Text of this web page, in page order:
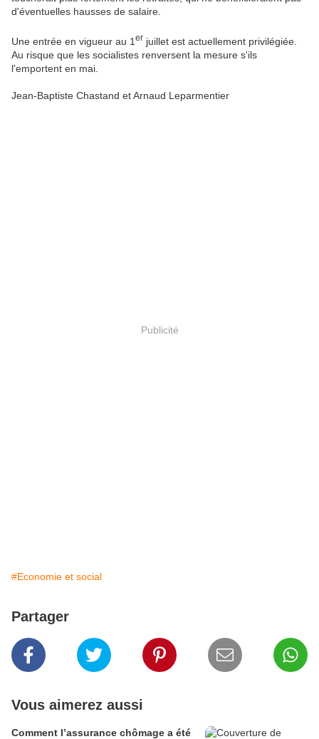
d'éventuelles hausses de salaire.
Une entrée en vigueur au 1 er juillet est actuellement privilégiée.
Au risque que les socialistes renversent la mesure s'ils
l'emportent en mai.
Jean-Baptiste Chastand et Arnaud Leparmentier
Publicité
#Economie et social
Partager
Vous aimerez aussi
Comment l’assurance chômage a été